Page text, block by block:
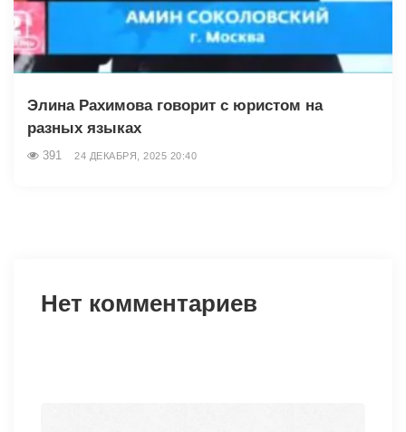
Элина Рахимова говорит с юристом на
разных языках
391 24 ДЕКАБРЯ, 2025 20:40
Нет комментариев